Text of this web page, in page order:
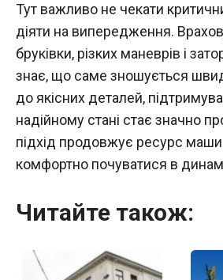
Тут важливо не чекати
діяти на випередження.
бруківки, різких маневрів і
знає, що саме зношується
до якісних деталей,
надійному стані стає значно
підхід продовжує ресурс
комфортно почуватися в
Читайте також: